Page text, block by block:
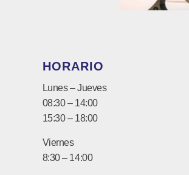
HORARIO
Lunes – Jueves
08:30 – 14:00
15:30 – 18:00
Viernes
8:30 – 14:00